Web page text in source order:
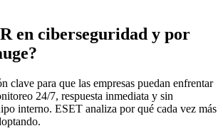
en ciberseguridad y por
clave para que las empresas puedan enfrentar
24/7, respuesta inmediata y sin
interno. ESET analiza por qué cada vez más